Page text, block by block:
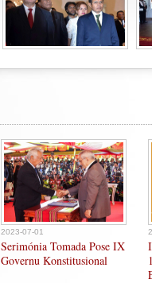
2023-07-01
Serimónia Tomada Pose IX
Governu Konstitusional